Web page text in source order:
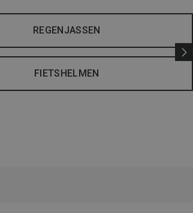
REGENJASSEN
FIETSHELMEN